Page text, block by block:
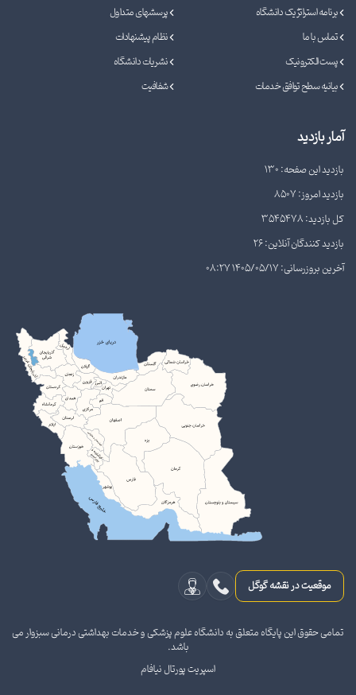
برنامه استراتژیک دانشگاه
پرسشهای متداول
تماس با ما
نظام پیشنهادات
پست الکترونیک
نشریات دانشگاه
بیانیه سطح توافق خدمات
شفافیت
آمار بازدید
بازدید این صفحه: 130
بازدید امروز: 8507
کل بازدید: 3545478
بازدید کنندگان آنلاین: 26
آخرین بروزرسانی: 1405/05/17 08:27
موقعیت در نقشه گوگل
تمامی حقوق این پایگاه متعلق به دانشگاه علوم پزشکی و خدمات بهداشتی درمانی سبزوار می
باشد.
اسپریت پورتال نیافام